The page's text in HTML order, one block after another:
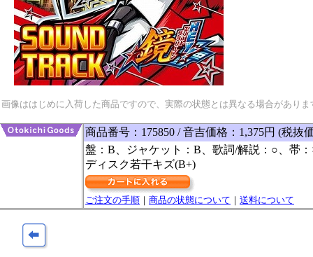
画像ははじめに入荷した商品ですので、実際の状態とは異なる場合があり
商品番号：175850 / 音吉価格：1,375円 (税抜
盤：B、ジャケット：B、歌詞/解説：○、帯
ディスク若干キズ(B+)
ご注文の手順 ｜ 商品の状態について ｜ 送料について